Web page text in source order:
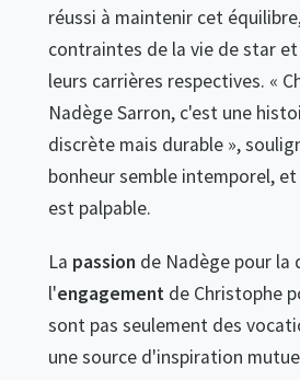
réussi à maintenir cet
contraintes de la vie de star
leurs carrières respectives. «
Nadège Sarron, c'est une
discrète mais durable »,
bonheur semble intemporel,
est palpable.
La passion de Nadège pour la
l'engagement de Christophe
sont pas seulement des
une source d'inspiration